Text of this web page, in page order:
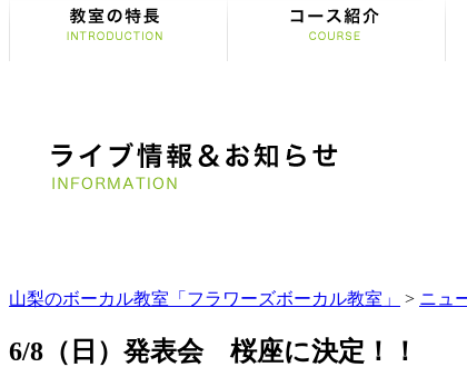
山梨のボーカル教室「フラワーズボーカル教室」 > ニュ
6/8（日）発表会 桜座に決定！！